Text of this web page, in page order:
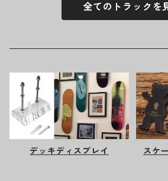
全てのトラックを
デッキディスプレイ
スケ